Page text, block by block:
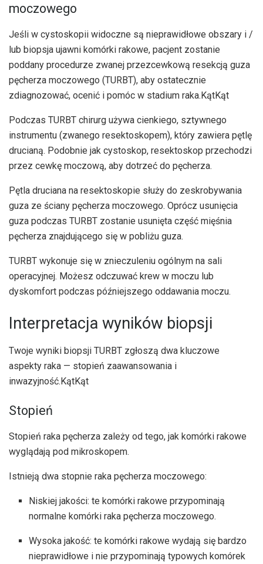
moczowego
Jeśli w cystoskopii widoczne są nieprawidłowe obszary i /
lub biopsja ujawni komórki rakowe, pacjent zostanie
poddany procedurze zwanej przezcewkową resekcją guza
pęcherza moczowego (TURBT), aby ostatecznie
zdiagnozować, ocenić i pomóc w stadium raka. KątKąt
Podczas TURBT chirurg używa cienkiego, sztywnego
instrumentu (zwanego resektoskopem), który zawiera pętlę
drucianą. Podobnie jak cystoskop, resektoskop przechodzi
przez cewkę moczową, aby dotrzeć do pęcherza.
Pętla druciana na resektoskopie służy do zeskrobywania
guza ze ściany pęcherza moczowego. Oprócz usunięcia
guza podczas TURBT zostanie usunięta część mięśnia
pęcherza znajdującego się w pobliżu guza.
TURBT wykonuje się w znieczuleniu ogólnym na sali
operacyjnej. Możesz odczuwać krew w moczu lub
dyskomfort podczas późniejszego oddawania moczu.
Interpretacja wyników biopsji
Twoje wyniki biopsji TURBT zgłoszą dwa kluczowe
aspekty raka — stopień zaawansowania i
inwazyjność.KątKąt
Stopień
Stopień raka pęcherza zależy od tego, jak komórki rakowe
wyglądają pod mikroskopem.
Istnieją dwa stopnie raka pęcherza moczowego:
Niskiej jakości: te komórki rakowe przypominają
normalne komórki raka pęcherza moczowego.
Wysoka jakość: te komórki rakowe wydają się bardzo
nieprawidłowe i nie przypominają typowych komórek